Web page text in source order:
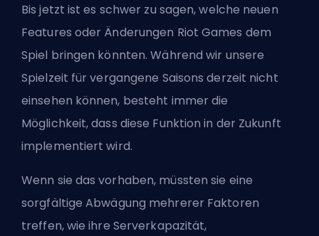
Bis jetzt ist es schwer zu sagen, welche neuen
Features oder Änderungen Riot Games dem
Spiel bringen könnten. Während wir unsere
Spielzeit für vergangene Saisons derzeit nicht
einsehen können, besteht immer die
Möglichkeit, dass diese Funktion in der Zukunft
implementiert wird.
Wenn sie das vorhaben, müssten sie eine
sorgfältige Abwägung mehrerer Faktoren
treffen, wie ihre Serverkapazität,